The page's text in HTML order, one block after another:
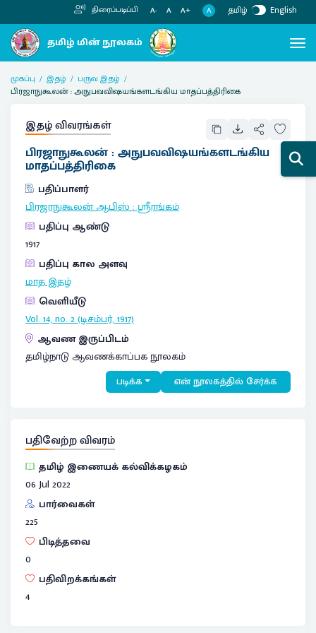
திரைப்படிப்பி A- A A+ A தமிழ் English
முகப்பு இதழ்
பருவ இதழ்
பிரஜாநுகூலன் : அநுபவவிஷயங்களடங்கிய மாதப்பத்திரிகை
இதழ் விவரங்கள்
பிரஜாநுகூலன் : அநுபவவிஷயங்களடங்கிய
மாதப்பத்திரிகை
பதிப்பாளர்
பிரஜாநுகூலன் ஆபிஸ்:ஸ்ரீரங்கம்
பதிப்பு ஆண்டு
1917
பதிப்பு கால அளவு
மாத இதழ்
வெளியீடு
Vol. 14, no. 2 (டிசம்பர், 1917)
ஆவண இருப்பிடம்
தமிழ்நாடு ஆவணக்காப்பக நூலகம்
படிக்க என் நூலகத்தில் சேர்க்க
பதிவேற்ற விவரம்
தமிழ் இணையக் கல்விக்கழகம்
06 Jul 2022
பார்வைகள்
225
பிடித்தவை
0
பதிவிறக்கங்கள்
4